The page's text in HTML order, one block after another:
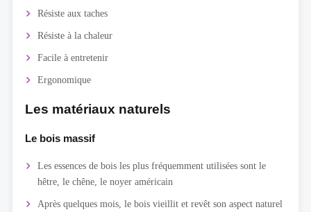
Résiste aux taches
Résiste à la chaleur
Facile à entretenir
Ergonomique
Les matériaux naturels
Le bois massif
Les essences de bois les plus fréquemment utilisées sont le
hêtre, le chêne, le noyer américain
Après quelques mois, le bois vieillit et revêt son aspect naturel